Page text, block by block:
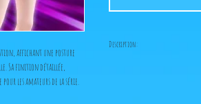
affichant une posture
Sa finition détaillée,
les amateurs de la série.
Description: